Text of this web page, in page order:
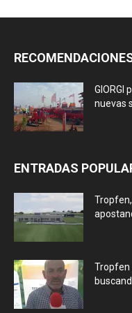
GIORGI
nuevas
ENTRADAS
Tropfen